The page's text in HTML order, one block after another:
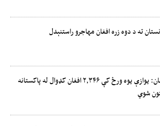
ته د دوه زره افغان مهاجرو راستنېدل
طالبان: یوازې یوه ورځ کې ۲,۳۴۶ افغان کډوال له پاکستانه
شوي